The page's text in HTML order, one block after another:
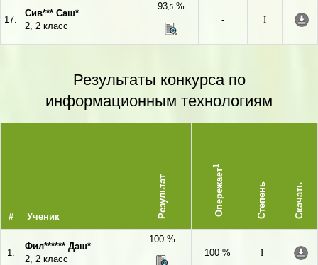
17.
Сив*** Саш*
2, 2 класс
93,5%
-
I
Результаты конкурса по
информационным технологиям
# Ученик Результат Опережает
1
Степень Скачать
1.
Фил****** Даш*
2, 2 класс
100 %
100 %
I